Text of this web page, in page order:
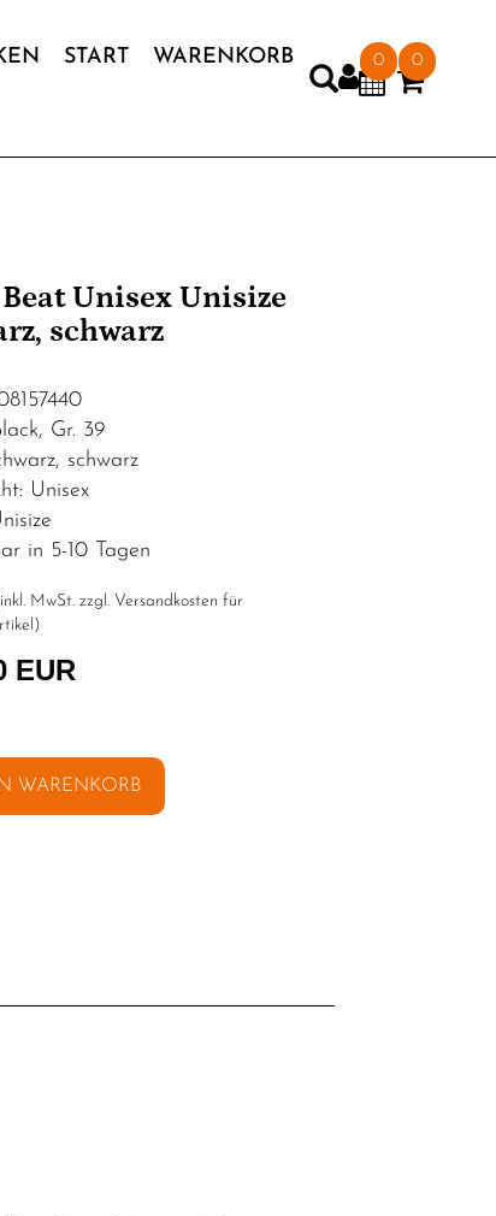
START
WARENKORB
0 0
Unisex Unisize
schwarz
Gr. 39
schwarz
Unisex
in 5-10 Tagen
MwSt. zzgl. Versandkosten für
)
EUR
WARENKORB